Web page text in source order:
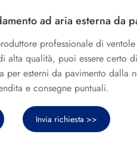
ad aria esterna da
professionale di
alta qualità, puoi essere certo
per esterni da pavimento dalla
e consegne puntuali.
Invia richiesta >>